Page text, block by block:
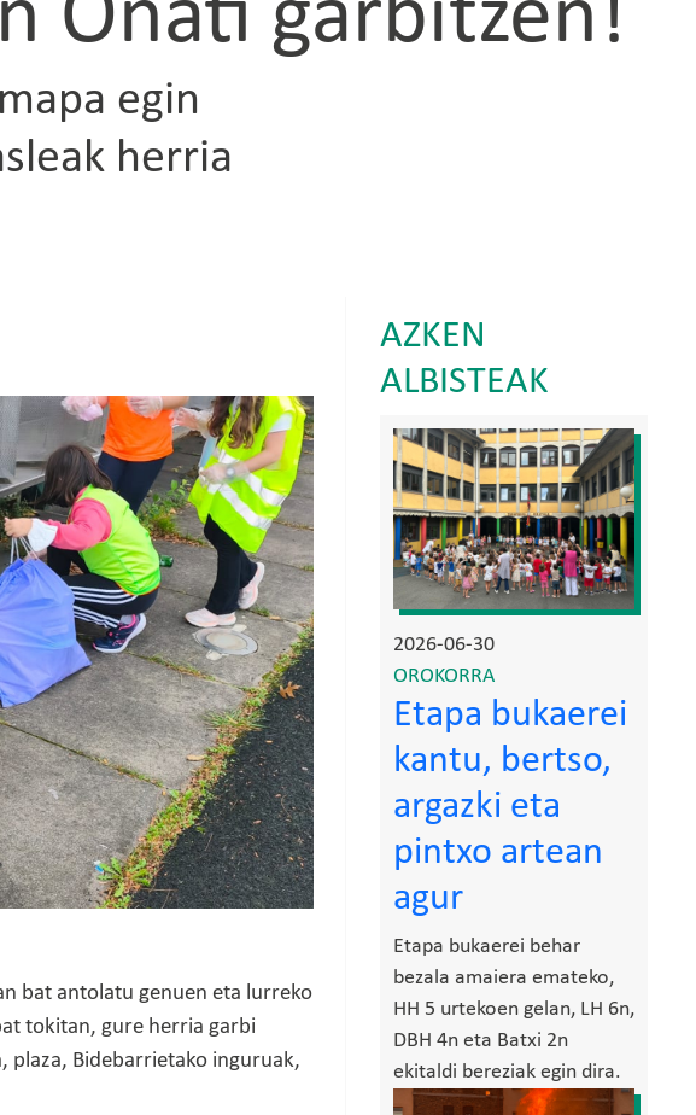
Oñati garbitzen!
egin
herria
bat antolatu genuen eta lurreko
tokitan, gure herria garbi
plaza, Bidebarrietako inguruak,
AZKEN
ALBISTEAK
Irudia
2026-06-30
OROKORRA
Etapa bukaerei
kantu, bertso,
argazki eta
pintxo artean
agur
Etapa bukaerei behar
bezala amaiera emateko,
HH 5 urtekoen gelan, LH 6n,
DBH 4n eta Batxi 2n
ekitaldi bereziak egin dira.
Irudia